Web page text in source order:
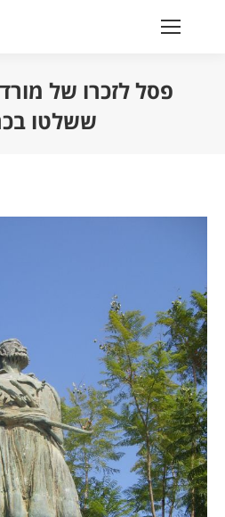
פסל לזכרו של מורד
ששלטו